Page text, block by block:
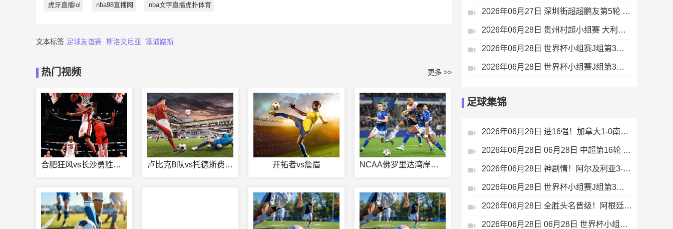
虎牙直播lol nba98直播网 nba文字直播虎扑体育
文本标签 足球友谊赛 斯洛文尼亚 塞浦路斯
热门视频 更多 >>
合肥狂风vs长沙勇胜直播 卢比克B队vs托德斯费尔德直播 开拓者vs詹眉 NCAA佛罗里达湾岸大学vs斯泰森大学直播
2026年06月27日 深圳街超超鹏友第5轮 深圳市山东商会 VS 深圳东北人FC 全场录像
2026年06月28日 贵州村超小组赛 大利侗寨村 VS 阳光村 全场录像
2026年06月28日 世界杯小组赛J组第3轮 阿尔及利亚vs奥地利 全场录像
2026年06月28日 世界杯小组赛J组第3轮 约旦vs阿根廷 全场录像
足球集锦
2026年06月29日 进16强！加拿大1-0南非将战荷兰摩洛哥胜者 欧斯塔基奥92分钟绝杀
2026年06月28日 06月28日 中超第16轮 青岛西海岸vs浙江 进球
2026年06月28日 神剧情！阿尔及利亚3-3奥地利携手出线 卡拉季奇绝平送伊朗出局
2026年06月28日 世界杯小组赛J组第3轮 阿尔及利亚vs奥地利 进球
2026年06月28日 全胜头名晋级！阿根廷3-1约旦 梅西任意球破门打进世界杯第19球
2026年06月28日 06月28日 世界杯小组赛J组第3轮 约旦vs阿根廷 进球